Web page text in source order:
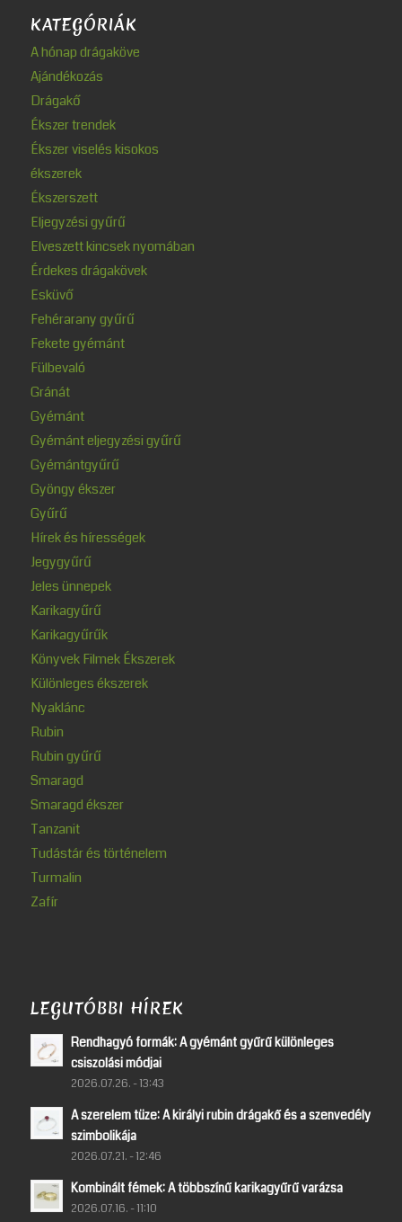
KATEGÓRIÁK
A hónap drágaköve
Ajándékozás
Drágakő
Ékszer trendek
Ékszer viselés kisokos
ékszerek
Ékszerszett
Eljegyzési gyűrű
Elveszett kincsek nyomában
Érdekes drágakövek
Esküvő
Fehérarany gyűrű
Fekete gyémánt
Fülbevaló
Gránát
Gyémánt
Gyémánt eljegyzési gyűrű
Gyémántgyűrű
Gyöngy ékszer
Gyűrű
Hírek és hírességek
Jegygyűrű
Jeles ünnepek
Karikagyűrű
Karikagyűrűk
Könyvek Filmek Ékszerek
Különleges ékszerek
Nyaklánc
Rubin
Rubin gyűrű
Smaragd
Smaragd ékszer
Tanzanit
Tudástár és történelem
Turmalin
Zafír
LEGUTÓBBI HÍREK
Rendhagyó formák: A gyémánt gyűrű különleges
csiszolási módjai
2026.07.26. - 13:43
A szerelem tüze: A királyi rubin drágakő és a szenvedély
szimbolikája
2026.07.21. - 12:46
Kombinált fémek: A többszínű karikagyűrű varázsa
2026.07.16. - 11:10